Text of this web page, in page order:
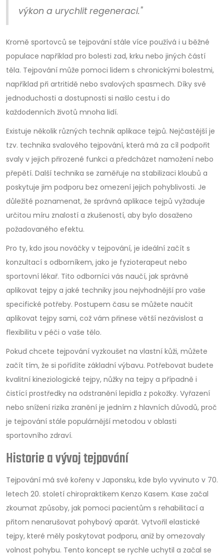
výkon a urychlit regeneraci."
Kromě sportovců se tejpování stále více používá i u běžné
populace například pro bolesti zad, krku nebo jiných částí
těla. Tejpování může pomoci lidem s chronickými bolestmi,
například při artritidě nebo svalových spasmech. Díky své
jednoduchosti a dostupnosti si našlo cestu i do
každodenních životů mnoha lidí.
Existuje několik různých technik aplikace tejpů. Nejčastější je
tzv. technika svalového tejpování, která má za cíl podpořit
svaly v jejich přirozené funkci a předcházet namožení nebo
přepětí. Další technika se zaměřuje na stabilizaci kloubů a
poskytuje jim podporu bez omezení jejich pohyblivosti. Je
důležité poznamenat, že správná aplikace tejpů vyžaduje
určitou míru znalostí a zkušeností, aby bylo dosaženo
požadovaného efektu.
Pro ty, kdo jsou nováčky v tejpování, je ideální začít s
konzultací s odborníkem, jako je fyzioterapeut nebo
sportovní lékař. Tito odborníci vás naučí, jak správně
aplikovat tejpy a jaké techniky jsou nejvhodnější pro vaše
specifické potřeby. Postupem času se můžete naučit
aplikovat tejpy sami, což vám přinese větší nezávislost a
flexibilitu v péči o vaše tělo.
Pokud chcete tejpování vyzkoušet na vlastní kůži, můžete
začít tím, že si pořídíte základní výbavu. Potřebovat budete
kvalitní kineziologické tejpy, nůžky na tejpy a případně i
čistící prostředky na odstranění lepidla z pokožky. Vyřazení
nebo snížení rizika zranění je jedním z hlavních důvodů, proč
je tejpování stále populárnější metodou v oblasti
sportovního zdraví.
Historie a vývoj tejpování
Tejpování má své kořeny v Japonsku, kde bylo vyvinuto v 70.
letech 20. století chiropraktikem Kenzo Kasem. Kase začal
zkoumat způsoby, jak pomoci pacientům s rehabilitací a
přitom nenarušovat pohybový aparát. Vytvořil elastické
tejpy, které měly poskytovat podporu, aniž by omezovaly
volnost pohybu. Tento koncept se rychle uchytil a začal se